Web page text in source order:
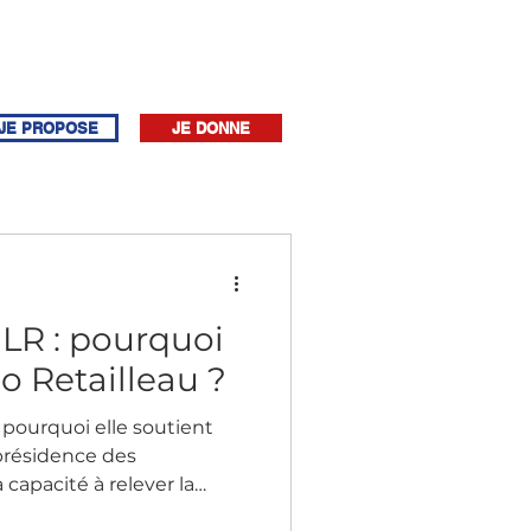
PROPOSE JE DONNE
: pourquoi
Retailleau ?
pourquoi elle soutient
des
à relever la